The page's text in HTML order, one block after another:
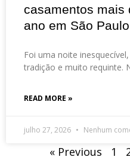
casamentos mais
ano em São Paulo
Foi uma noite
tradição e muito requinte.
READ MORE »
julho 27, 2026 Nenhum
« Previous 1